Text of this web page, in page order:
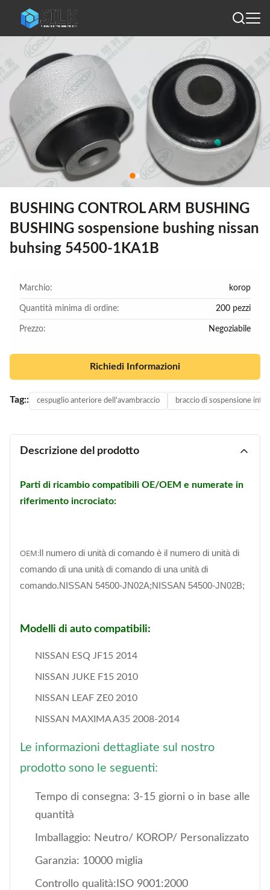
BUSHING CONTROL ARM BUSHING
BUSHING sospensione bushing nissan
buhsing 54500-1KA1B
Marchio: korop
Quantità minima di ordine: 200 pezzi
Prezzo: Negoziabile
Richiedi Informazioni
Tag:: cespuglio anteriore dell'avambraccio braccio di sospensione
Descrizione del prodotto
Parti di ricambio compatibili OE/OEM e numerate in
riferimento incrociato:
OEM: Il numero di unità di comando è il numero di unità di
comando di una unità di comando di una unità di
comando.NISSAN 54500-JN02A;NISSAN 54500-JN02B;
Modelli di auto compatibili:
NISSAN ESQ JF15 2014
NISSAN JUKE F15 2010
NISSAN LEAF ZE0 2010
NISSAN MAXIMA A35 2008-2014
Le informazioni dettagliate sul nostro
prodotto sono le seguenti:
Tempo di consegna: 3-15 giorni o in base alle
quantità
Imballaggio: Neutro/ KOROP/ Personalizzato
Garanzia: 10000 miglia
Controllo qualità:ISO 9001:2000